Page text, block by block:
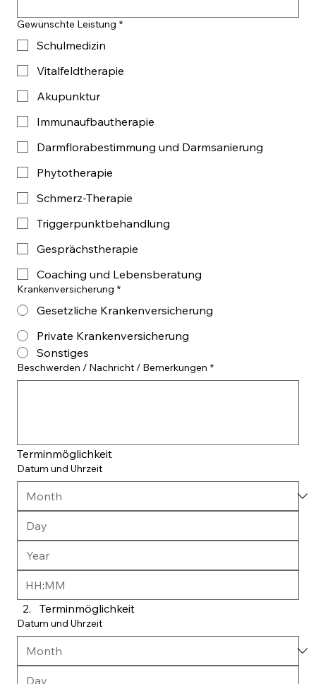
Gewünschte Leistung *
Schulmedizin
Vitalfeldtherapie
Akupunktur
Immunaufbautherapie
Darmflorabestimmung und Darmsanierung
Phytotherapie
Schmerz-Therapie
Triggerpunktbehandlung
Gesprächstherapie
Coaching und Lebensberatung
Krankenversicherung *
Gesetzliche Krankenversicherung
Private Krankenversicherung
Sonstiges
Beschwerden / Nachricht / Bemerkungen *
Terminmöglichkeit
Datum und Uhrzeit
:
Terminmöglichkeit
Datum und Uhrzeit